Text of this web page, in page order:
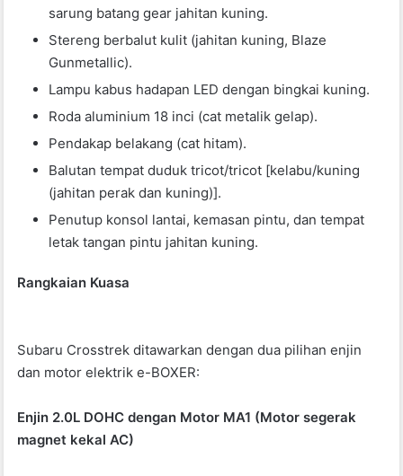
sarung batang gear jahitan kuning.
Stereng berbalut kulit (jahitan kuning, Blaze
Gunmetallic).
Lampu kabus hadapan LED dengan bingkai kuning.
Roda aluminium 18 inci (cat metalik gelap).
Pendakap belakang (cat hitam).
Balutan tempat duduk tricot/tricot [kelabu/kuning
(jahitan perak dan kuning)].
Penutup konsol lantai, kemasan pintu, dan tempat
letak tangan pintu jahitan kuning.
Rangkaian Kuasa
Subaru Crosstrek ditawarkan dengan dua pilihan enjin
dan motor elektrik e-BOXER:
Enjin 2.0L DOHC dengan Motor MA1 (Motor segerak
magnet kekal AC)